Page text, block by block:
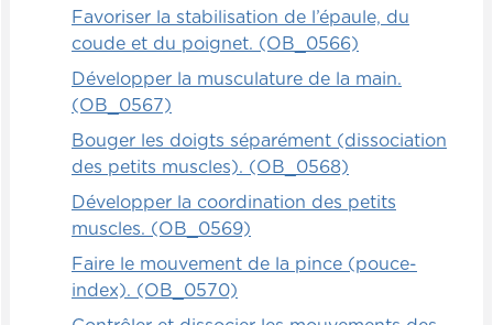
Favoriser la stabilisation de l’épaule, du
coude et du poignet. (OB_0566)
Développer la musculature de la main.
(OB_0567)
Bouger les doigts séparément (dissociation
des petits muscles). (OB_0568)
Développer la coordination des petits
muscles. (OB_0569)
Faire le mouvement de la pince (pouce-
index). (OB_0570)